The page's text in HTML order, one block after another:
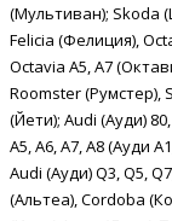
(Мультиван); Skoda
Felicia (Фелиция),
Octavia A5, A7
Roomster (Румстер),
(Йети); Audi (Ауди) 80,
A5, A6, A7, A8 (Ауди
Audi (Ауди) Q3, Q5,
(Альтеа), Cordoba